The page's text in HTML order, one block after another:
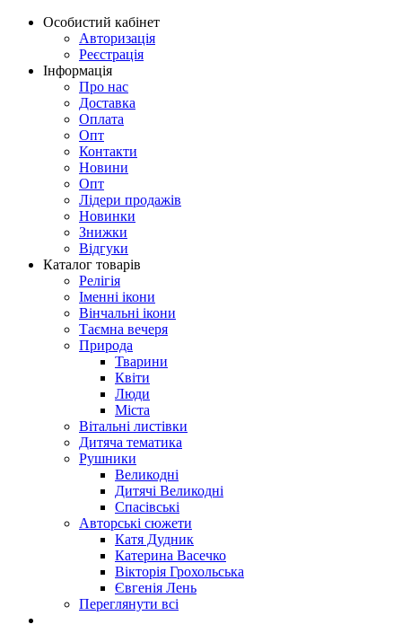
Особистий кабінет
Авторизація
Реєстрація
Інформація
Про нас
Доставка
Оплата
Опт
Контакти
Новини
Опт
Лідери продажів
Новинки
Знижки
Відгуки
Каталог товарів
Релігія
Іменні ікони
Вінчальні ікони
Таємна вечеря
Природа
Тварини
Квіти
Люди
Міста
Вітальні листівки
Дитяча тематика
Рушники
Великодні
Дитячі Великодні
Спасівські
Авторські сюжети
Катя Дудник
Катерина Васечко
Вікторія Грохольська
Євгенія Лень
Переглянути всі